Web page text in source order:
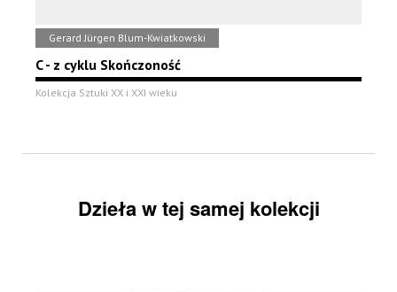
Gerard Jürgen Blum-Kwiatkowski
C - z cyklu Skończoność
Kolekcja Sztuki XX i XXI wieku
Dzieła w tej samej kolekcji